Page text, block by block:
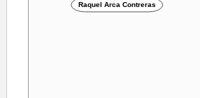
Raquel Arca Contreras